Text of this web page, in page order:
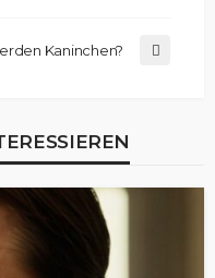
Kaninchen?